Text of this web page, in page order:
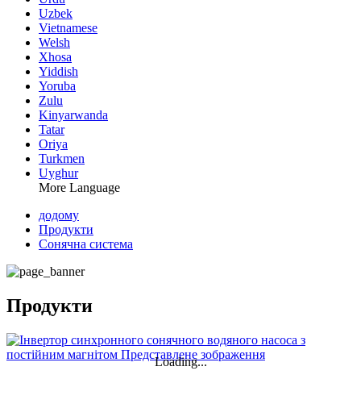
Uzbek
Vietnamese
Welsh
Xhosa
Yiddish
Yoruba
Zulu
Kinyarwanda
Tatar
Oriya
Turkmen
Uyghur
More Language
додому
Продукти
Сонячна система
Продукти
Loading...